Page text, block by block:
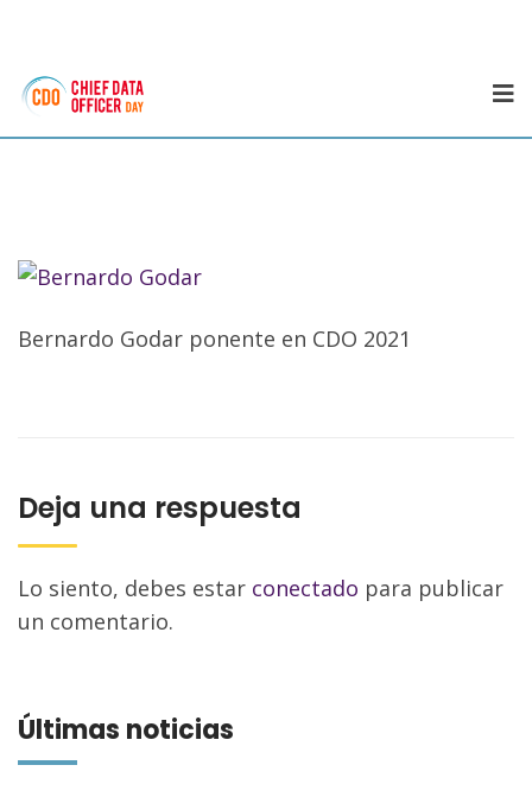
Bernardo Godar ponente en CDO 2021
Deja una respuesta
Lo siento, debes estar conectado para publicar
un comentario.
Últimas noticias